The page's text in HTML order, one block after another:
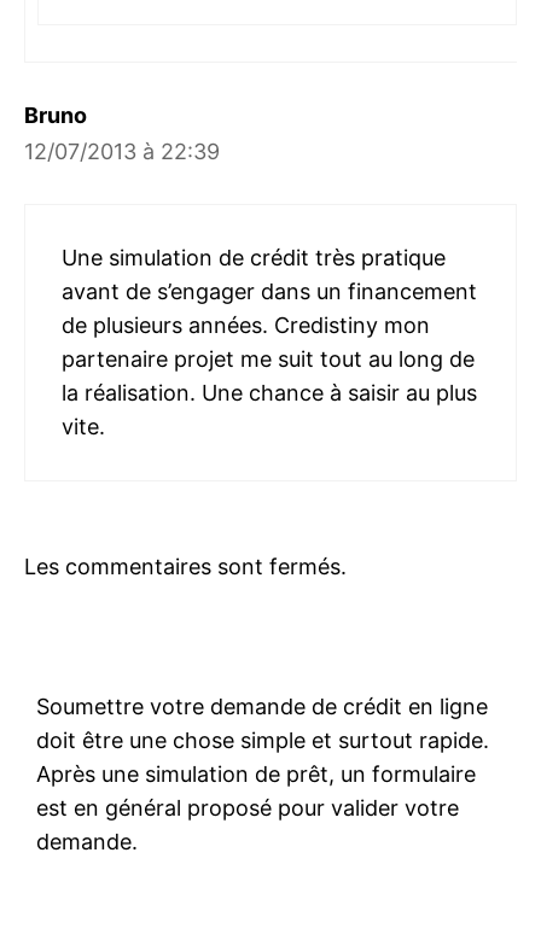
Bruno
12/07/2013 à 22:39
Une simulation de crédit très pratique
avant de s’engager dans un financement
de plusieurs années. Credistiny mon
partenaire projet me suit tout au long de
la réalisation. Une chance à saisir au plus
vite.
Les commentaires sont fermés.
Soumettre votre demande de crédit en ligne
doit être une chose simple et surtout rapide.
Après une simulation de prêt, un formulaire
est en général proposé pour valider votre
demande.